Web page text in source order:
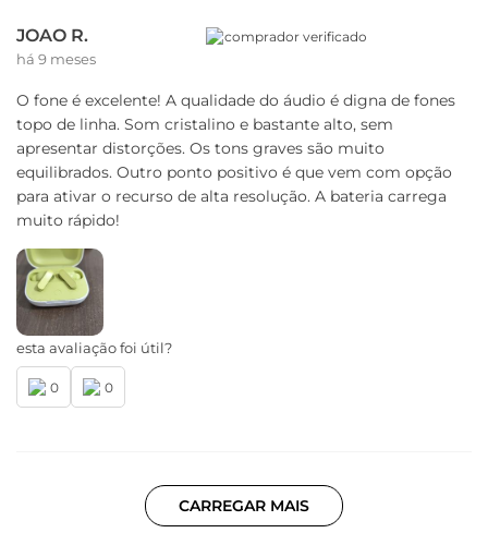
JOAO R.
há 9 meses
comprador verificado
O fone é excelente! A qualidade do áudio é digna de fones
topo de linha. Som cristalino e bastante alto, sem
apresentar distorções. Os tons graves são muito
equilibrados. Outro ponto positivo é que vem com opção
para ativar o recurso de alta resolução. A bateria carrega
muito rápido!
esta avaliação foi útil?
0 0
CARREGAR MAIS